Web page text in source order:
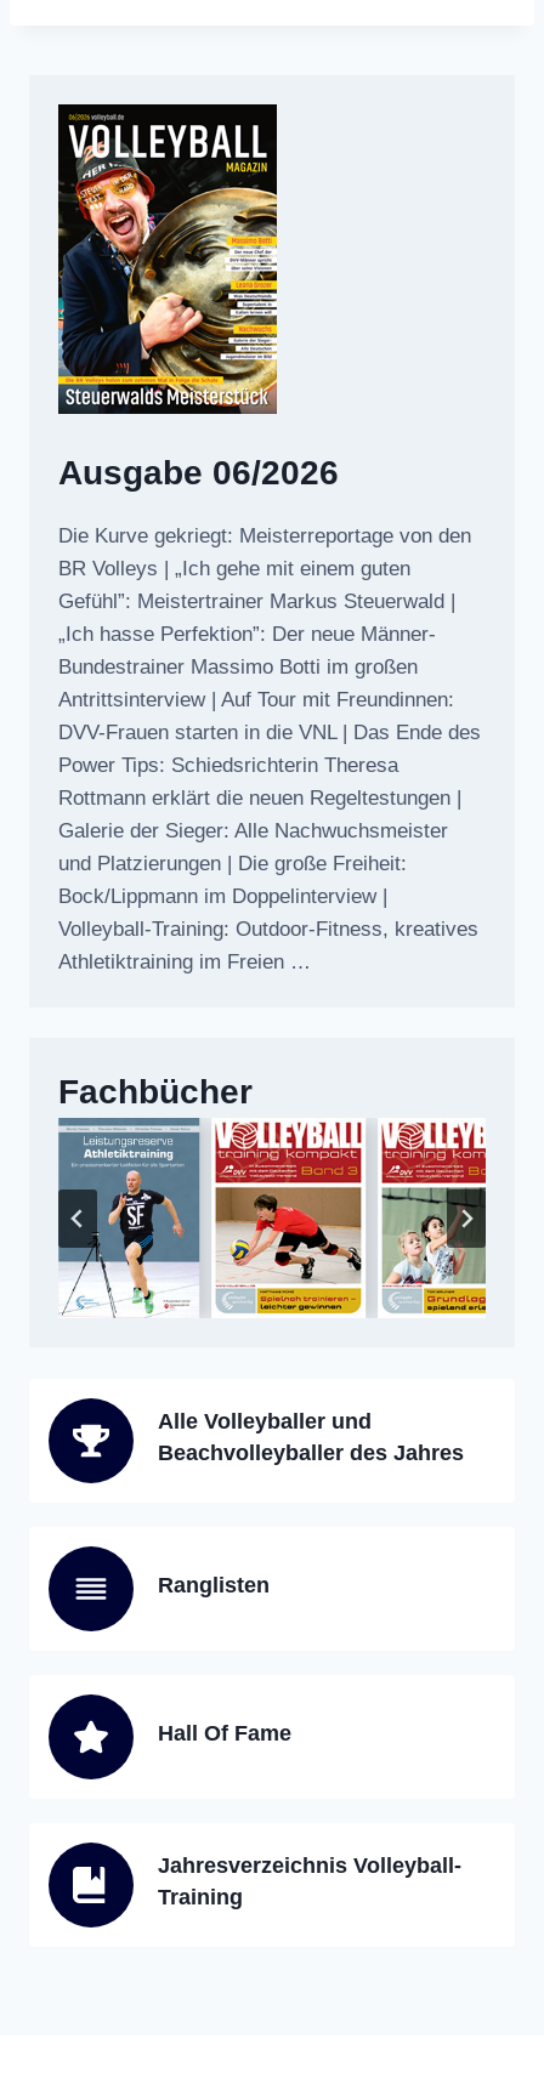
Ausgabe 06/2026
Die Kurve gekriegt: Meisterreportage von den
BR Volleys | „Ich gehe mit einem guten
Gefühl”: Meistertrainer Markus Steuerwald |
„Ich hasse Perfektion”: Der neue Männer-
Bundestrainer Massimo Botti im großen
Antrittsinterview | Auf Tour mit Freundinnen:
DVV-Frauen starten in die VNL | Das Ende des
Power Tips: Schiedsrichterin Theresa
Rottmann erklärt die neuen Regeltestungen |
Galerie der Sieger: Alle Nachwuchsmeister
und Platzierungen | Die große Freiheit:
Bock/Lippmann im Doppelinterview |
Volleyball-Training: Outdoor-Fitness, kreatives
Athletiktraining im Freien …
Fachbücher
Alle Volleyballer und
Beachvolleyballer des Jahres
Ranglisten
Hall Of Fame
Jahresverzeichnis Volleyball-
Training